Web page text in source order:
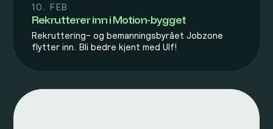
10. FEB
Rekrutterer inn i Motion-bygget
Rekruttering- og bemanningsbyrået Jobzone
flytter inn. Bli bedre kjent med Ulf!